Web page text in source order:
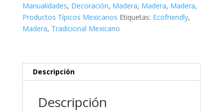
Manualidades, Decoración, Madera, Madera, Madera,
Productos Típicos Mexicanos Etiquetas: Ecofriendly,
Madera, Tradicional Mexicano
Descripción
Descripción